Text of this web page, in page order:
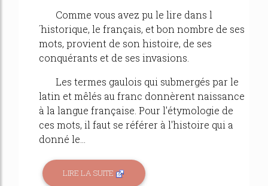
Comme vous avez pu le lire dans l
´historique, le français, et bon nombre de ses
mots, provient de son histoire, de ses
conquérants et de ses invasions.
Les termes gaulois qui submergés par le
latin et mêlés au franc donnèrent naissance
à la langue française. Pour l'étymologie de
ces mots, il faut se référer à l'histoire qui a
donné le...
LIRE LA SUITE